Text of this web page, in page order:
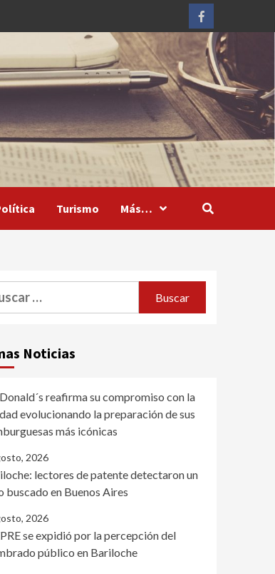
Facebook
Turismo Más…
Noticias
reafirma su compromiso con la
evolucionando la preparación de sus
más icónicas
2026
lectores de patente detectaron un
buscado en Buenos Aires
2026
se expidió por la percepción del
público en Bariloche